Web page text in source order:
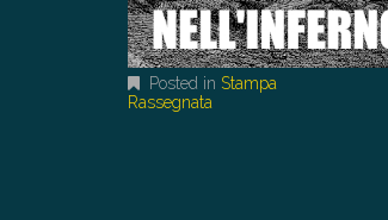
Posted in Stampa
Rassegnata